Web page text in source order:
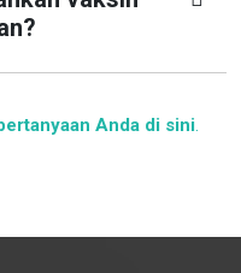
Anda di sini.